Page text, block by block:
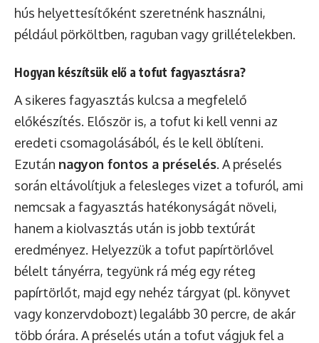
hús helyettesítőként szeretnénk használni,
például pörköltben, raguban vagy grillételekben.
Hogyan készítsük elő a tofut fagyasztásra?
A sikeres fagyasztás kulcsa a megfelelő
előkészítés. Először is, a tofut ki kell venni az
eredeti csomagolásából, és le kell öblíteni.
Ezután nagyon fontos a préselés. A préselés
során eltávolítjuk a felesleges vizet a tofuról, ami
nemcsak a fagyasztás hatékonyságát növeli,
hanem a kiolvasztás után is jobb textúrát
eredményez. Helyezzük a tofut papírtörlővel
bélelt tányérra, tegyünk rá még egy réteg
papírtörlőt, majd egy nehéz tárgyat (pl. könyvet
vagy konzervdobozt) legalább 30 percre, de akár
több órára. A préselés után a tofut vágjuk fel a